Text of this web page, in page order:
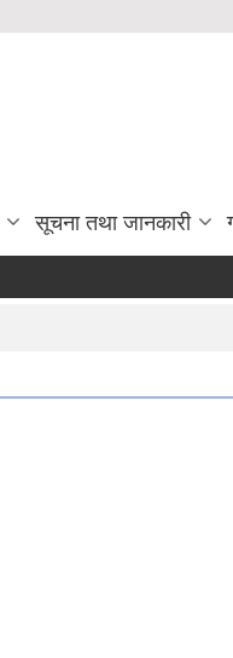
सूचना तथा जानकारी